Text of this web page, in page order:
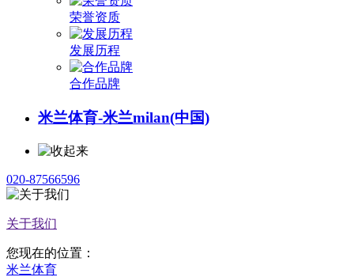
荣誉资质
发展历程
合作品牌
米兰体育-米兰milan(中国)
020-87566596
关于我们
您现在的位置：
米兰体育